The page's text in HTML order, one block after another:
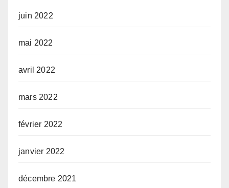
juin 2022
mai 2022
avril 2022
mars 2022
février 2022
janvier 2022
décembre 2021